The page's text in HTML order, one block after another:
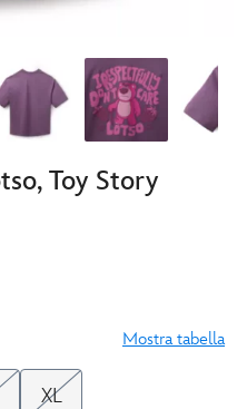
Toy Story
Mostra tabella
XL